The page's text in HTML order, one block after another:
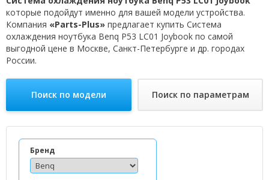
которые подойдут именно для вашей модели устройства.
Компания «Parts-Plus» предлагает купить Система
охлаждения ноутбука Benq P53 LC01 Joybook по самой
выгодной цене в Москве, Санкт-Петербурге и др. городах
России.
Поиск по модели Поиск по параметрам
Бренд